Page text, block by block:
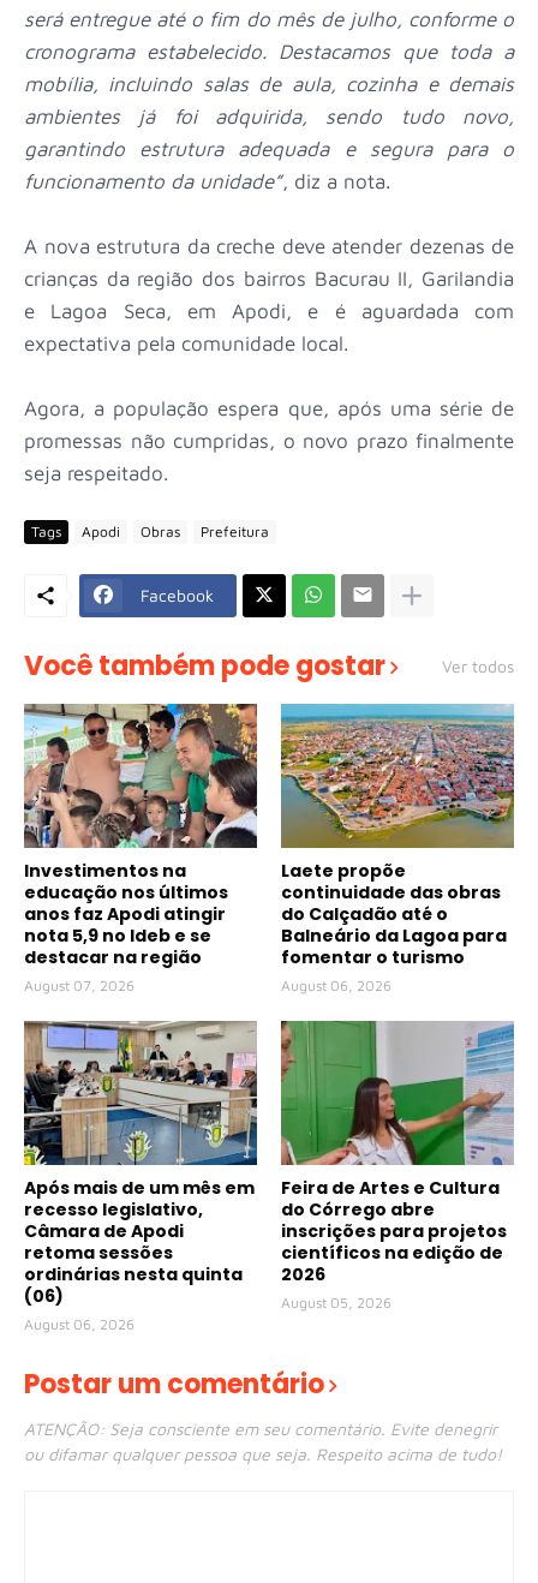
será entregue até o fim do mês de julho, conforme o
cronograma estabelecido. Destacamos que toda a
mobília, incluindo salas de aula, cozinha e demais
ambientes já foi adquirida, sendo tudo novo,
garantindo estrutura adequada e segura para o
funcionamento da unidade”, diz a nota.
A nova estrutura da creche deve atender dezenas de
crianças da região dos bairros Bacurau II, Garilandia
e Lagoa Seca, em Apodi, e é aguardada com
expectativa pela comunidade local.
Agora, a população espera que, após uma série de
promessas não cumpridas, o novo prazo finalmente
seja respeitado.
Tags Apodi Obras Prefeitura
Facebook
Você também pode gostar Ver todos
Investimentos na
educação nos últimos
anos faz Apodi atingir
nota 5,9 no Ideb e se
destacar na região
August 07, 2026
Laete propõe
continuidade das obras
do Calçadão até o
Balneário da Lagoa para
fomentar o turismo
August 06, 2026
Após mais de um mês em
recesso legislativo,
Câmara de Apodi
retoma sessões
ordinárias nesta quinta
(06)
August 06, 2026
Feira de Artes e Cultura
do Córrego abre
inscrições para projetos
científicos na edição de
2026
August 05, 2026
Postar um comentário
ATENÇÃO: Seja consciente em seu comentário. Evite denegrir
ou difamar qualquer pessoa que seja. Respeito acima de tudo!